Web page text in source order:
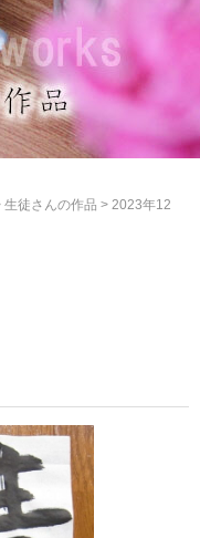
生徒さんの作品 > 2023年12